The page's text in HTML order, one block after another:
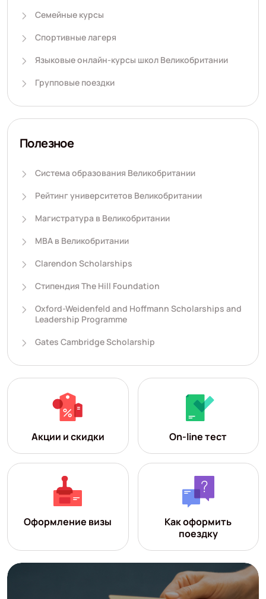
Семейные курсы
Спортивные лагеря
Языковые онлайн-курсы школ Великобритании
Групповые поездки
Полезное
Система образования Великобритании
Рейтинг университетов Великобритании
Магистратура в Великобритании
MBA в Великобритании
Clarendon Scholarships
Стипендия The Hill Foundation
Oxford-Weidenfeld and Hoffmann Scholarships and
Leadership Programme
Gates Cambridge Scholarship
Акции и скидки On-line тест
Оформление визы
Как оформить
поездку